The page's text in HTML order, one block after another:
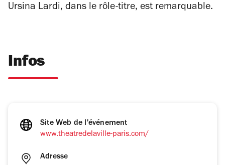
Ursina Lardi, dans le rôle-titre, est remarquable.
Infos
Site Web de l'événement
www.theatredelaville-paris.com/
Adresse